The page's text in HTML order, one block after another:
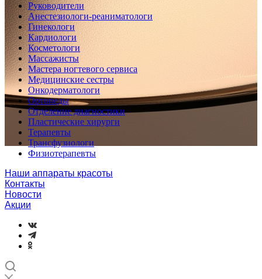
Руководители
Анестезиологи-реаниматологи
Гинекологи
Кардиологи
Косметологи
Массажисты
Мастера ногтевого сервиса
Медицинские сестры
Онкодерматологи
Ортопеды
Отделение диагностики
Пластические хирурги
Терапевты
Трансфузиологи
Физиотерапевты
Наши аппараты красоты
Контакты
Новости
Акции